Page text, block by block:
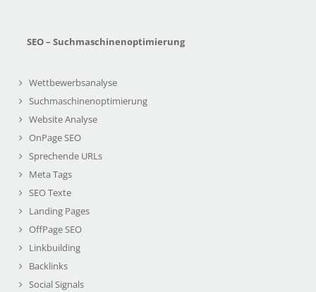
SEO – Suchmaschinenoptimierung
Wettbewerbsanalyse
Suchmaschinenoptimierung
Website Analyse
OnPage SEO
Sprechende URLs
Meta Tags
SEO Texte
Landing Pages
OffPage SEO
Linkbuilding
Backlinks
Social Signals